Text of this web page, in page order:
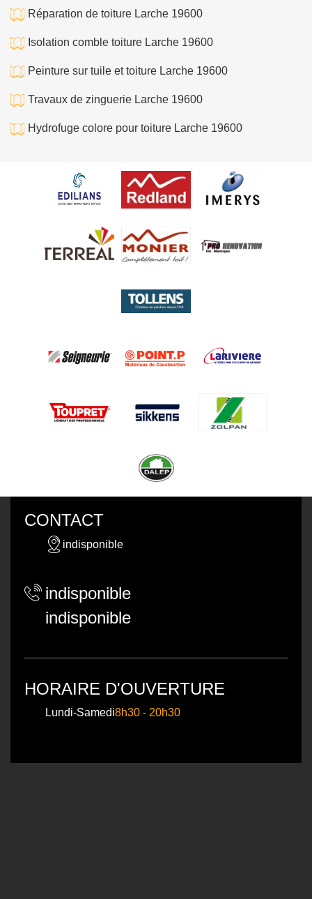
Réparation de toiture Larche 19600
Isolation comble toiture Larche 19600
Peinture sur tuile et toiture Larche 19600
Travaux de zinguerie Larche 19600
Hydrofuge colore pour toiture Larche 19600
CONTACT
indisponible
indisponible
indisponible
HORAIRE D'OUVERTURE
Lundi-Samedi8h30 - 20h30